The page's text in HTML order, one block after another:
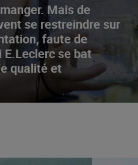
Mais de
se restreindre sur
faute de
E.Leclerc se bat
qualité et